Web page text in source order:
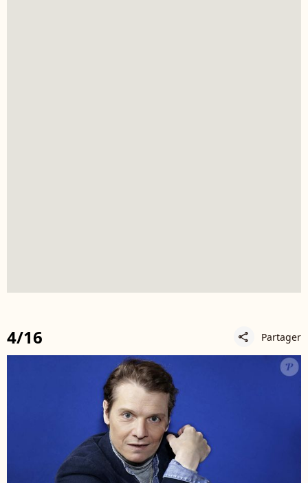
4/16 share Partager